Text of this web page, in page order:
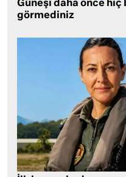
Güneşi daha önce hiç
görmediniz